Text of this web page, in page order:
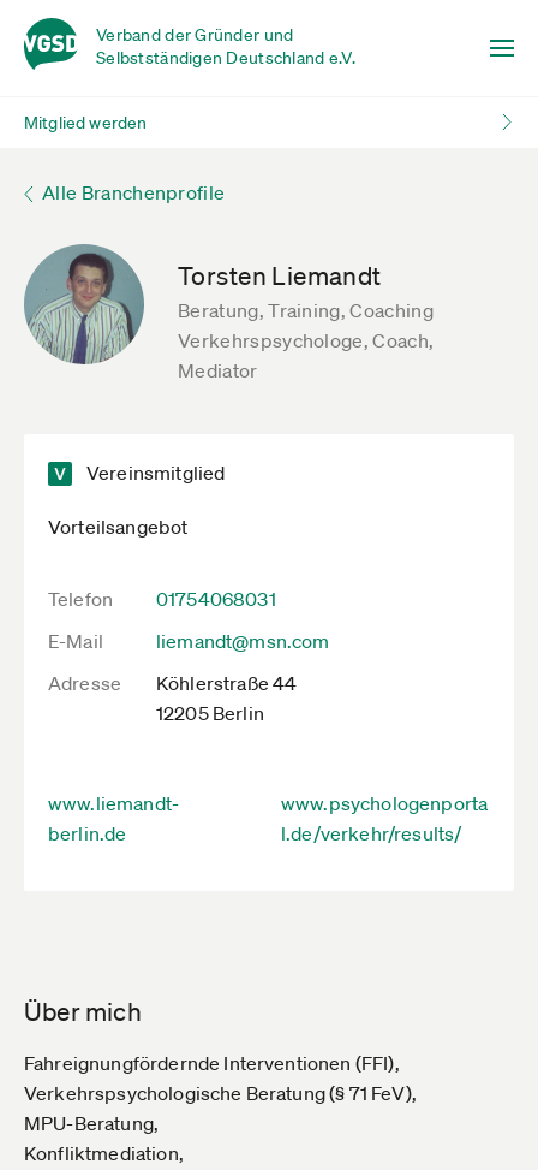
Verband der Gründer und
Selbstständigen Deutschland e.V.
Mitglied werden
Alle Branchenprofile
Torsten Liemandt
Beratung, Training, Coaching
Verkehrspsychologe, Coach,
Mediator
Vereinsmitglied
Vorteilsangebot
Telefon
01754068031
E-Mail
liemandt@msn.com
Adresse
Köhlerstraße 44
12205 Berlin
www.liemandt-
berlin.de
www.psychologenporta
l.de/verkehr/results/
Über mich
Fahreignungfördernde Interventionen (FFI),
Verkehrspsychologische Beratung (§ 71 FeV),
MPU-Beratung,
Konfliktmediation,